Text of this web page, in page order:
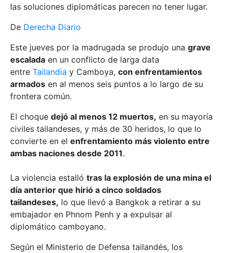
las soluciones diplomáticas parecen no tener lugar.
De Derecha Diario
Este jueves por la madrugada se produjo una grave
escalada en un conflicto de larga data
entre Tailandia y Camboya, con enfrentamientos
armados en al menos seis puntos a lo largo de su
frontera común.
El choque dejó al menos 12 muertos, en su mayoría
civiles tailandeses, y más de 30 heridos, lo que lo
convierte en el enfrentamiento más violento entre
ambas naciones desde 2011.
La violencia estalló tras la explosión de una mina el
día anterior que hirió a cinco soldados
tailandeses, lo que llevó a Bangkok a retirar a su
embajador en Phnom Penh y a expulsar al
diplomático camboyano.
Según el Ministerio de Defensa tailandés, los